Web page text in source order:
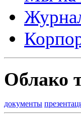
Облако
документы